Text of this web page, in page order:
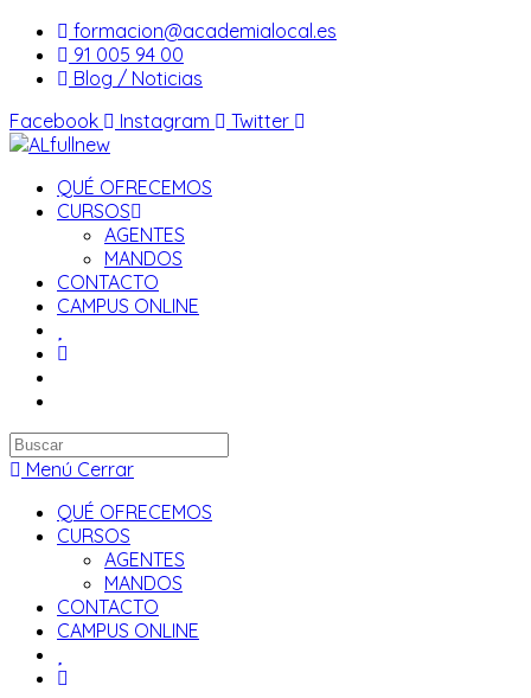
Saltar
contenido
formacion@academialocal.es
91 005 94 00
Blog / Noticias
Facebook
Instagram Twitter
QUÉ OFRECEMOS
CURSOS
AGENTES
MANDOS
CONTACTO
CAMPUS ONLINE
Buscar
en
web
Menú Cerrar
QUÉ OFRECEMOS
CURSOS
AGENTES
MANDOS
CONTACTO
CAMPUS ONLINE